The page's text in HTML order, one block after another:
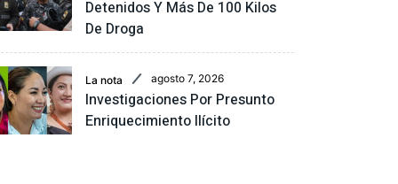
Detenidos Y Más De 100 Kilos
De Droga
La nota agosto 7, 2026
Investigaciones Por Presunto
Enriquecimiento Ilícito